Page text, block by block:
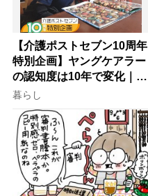
【介護ポストセブン10周年
特別企画】ヤングケアラー
の認知度は10年で変化｜流
行語大賞にノミネート、法
律にも明記されたが果たし
て現在は？
暮らし